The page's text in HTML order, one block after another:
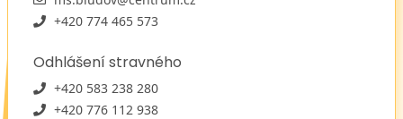
+420 774 465 573
Odhlášení stravného
+420 583 238 280
+420 776 112 938